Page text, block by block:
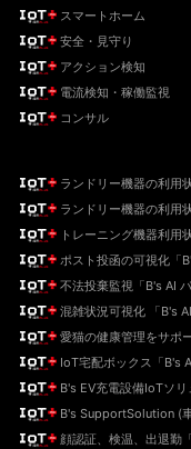
スマートホーム
安全・見守り
アクション検知
電流検知・稼働監視
コンサル
ランドリー機器の利用
ランドリー機器の利用
トレーニング機器利用
ポスト投函の可視化「
不法投棄監視「B's AI
混雑状況可視化 「B's
愛猫の健康管理をサポ
IoT宅配ボックス「B's
B's EV充電設備IoTソリ
B's SupportSolution (
顔認証、検温、出退勤